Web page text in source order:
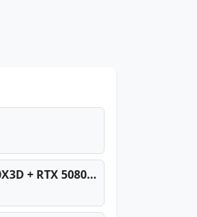
PC TOP en tiempos de Crisis DDR5 + 9800X3D + RTX 5080 [2026][2400€]